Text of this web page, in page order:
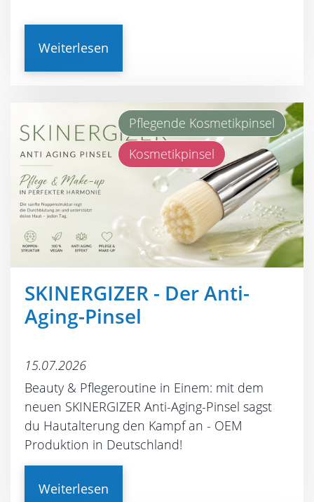
Weiterlesen
Pflegende Kosmetikpinsel
Kosmetikpinsel
SKINERGIZER - Der Anti-
Aging-Pinsel
15.07.2026
Beauty & Pflegeroutine in Einem: mit dem
neuen SKINERGIZER Anti-Aging-Pinsel sagst
du Hautalterung den Kampf an - OEM
Produktion in Deutschland!
Weiterlesen